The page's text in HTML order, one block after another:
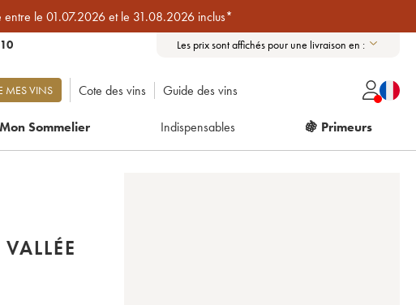
entre le 01.07.2026 et le 31.08.2026 inclus*
Les prix sont affichés pour une livraison en :
MES VINS Cote des vins Guide des vins
Mon Sommelier Indispensables 🍇 Primeurs